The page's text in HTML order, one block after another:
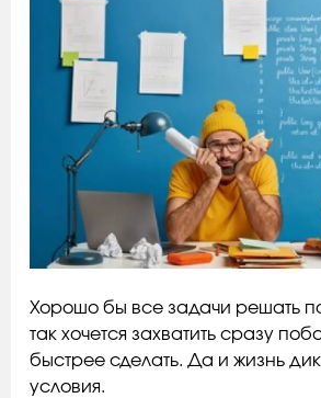
Хорошо бы все задачи решать
так хочется захватить сразу
быстрее сделать. Да и жизнь
условия.